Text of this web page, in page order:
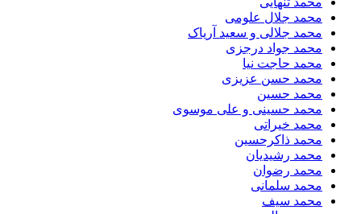
محمد جلال علومی
محمد جلالی و سعید آریاک
محمد جواد درجزی
محمد حاجت نیا
محمد حسن عزیزی
محمد حسین
محمد حسینی و علی موسوی
محمد خیراتی
محمد ذاکرحسین
محمد رشیدیان
محمد رضوان
محمد سلمانی
محمد سیف